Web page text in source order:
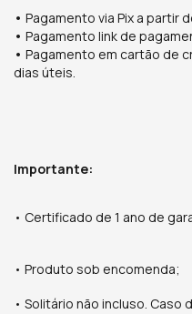
• Pagamento via Pix a partir
• Pagamento link de
• Pagamento em cartão de
dias úteis.
Importante:
• Certificado de
• Produto sob encomenda;
• Solitário não incluso.